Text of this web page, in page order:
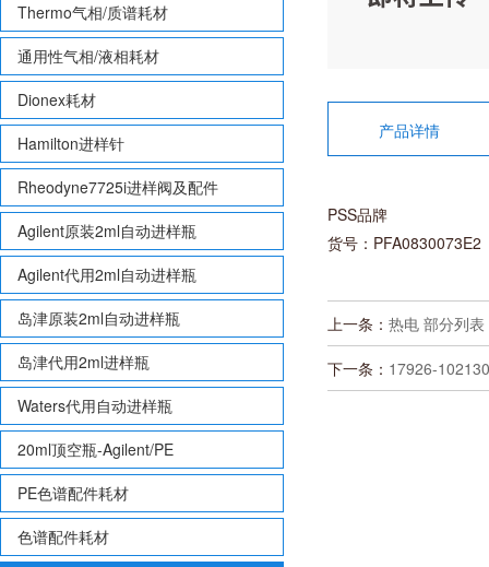
Thermo气相/质谱耗材
通用性气相/液相耗材
Dionex耗材
Hamilton进样针
Rheodyne7725i进样阀及配件
Agilent原装2ml自动进样瓶
Agilent代用2ml自动进样瓶
岛津原装2ml自动进样瓶
岛津代用2ml进样瓶
Waters代用自动进样瓶
20ml顶空瓶-Agilent/PE
PE色谱配件耗材
色谱配件耗材
产品详情
PSS品牌
货号：PFA0830073E2
上一条： 热电 部分列表
下一条： 17926-